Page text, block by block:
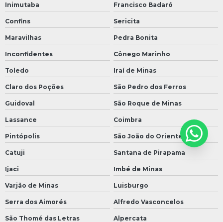
Inimutaba Francisco Badaró
Confins Sericita
Maravilhas Pedra Bonita
Inconfidentes Cônego Marinho
Toledo Iraí de Minas
Claro dos Poções São Pedro dos Ferros
Guidoval São Roque de Minas
Lassance Coimbra
Pintópolis São João do Oriente
Catuji Santana de Pirapama
Ijaci Imbé de Minas
Varjão de Minas Luisburgo
Serra dos Aimorés Alfredo Vasconcelos
São Thomé das Letras Alpercata